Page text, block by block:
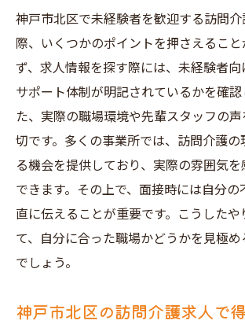
未経験者が訪問介護求人を見
ステップ
神戸市北区の訪問介護求人で
ポイント
訪問介護求人に応募する前に
きこと
未経験者向け訪問介護求人の
神戸市北区での訪問介護求人
未経験者が選ぶべき訪問介護
訪問介護業界へ一歩踏み出す！未
神戸市北区で未経験者を歓迎する訪問
際、いくつかのポイントを押さえること
ず、求人情報を探す際には、未経験者
サポート体制が明記されているかを確認
た、実際の職場環境や先輩スタッフの
切です。多くの事業所では、訪問介護の
る機会を提供しており、実際の雰囲気
できます。その上で、面接時には自分の
直に伝えることが重要です。こうしたや
て、自分に合った職場かどうかを見極め
でしょう。
神戸市北区の訪問介護求人で